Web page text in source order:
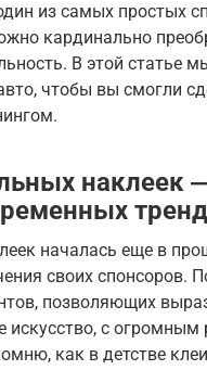
из самых простых
кардинально
В этой статье
чтобы вы смогли
наклеек
началась еще в
своих спонсоров.
позволяющих
искусство, с
как в детстве